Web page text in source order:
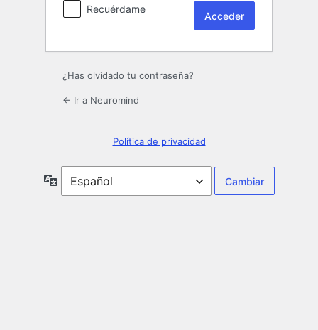
Recuérdame
¿Has olvidado tu contraseña?
← Ir a Neuromind
Política de privacidad
Idioma